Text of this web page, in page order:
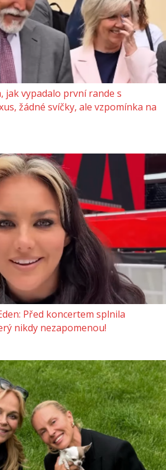
jak vypadalo první rande s
žádné svíčky, ale vzpomínka na
Před koncertem splnila
nikdy nezapomenou!